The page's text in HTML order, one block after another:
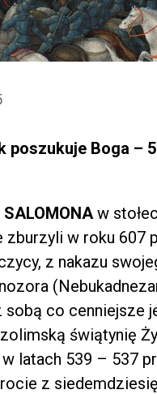
poszukuje Boga – 5
SALOMONAw
w roku 607
z nakazu
sobą co cenniejsze
świątynię
latach 539 – 537
z